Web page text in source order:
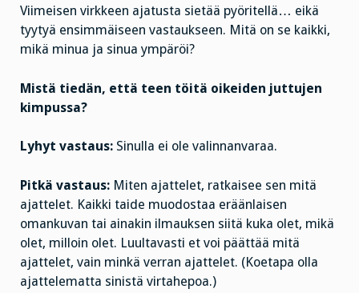
Viimeisen virkkeen ajatusta sietää pyöritellä… eikä
tyytyä ensimmäiseen vastaukseen. Mitä on se kaikki,
mikä minua ja sinua ympäröi?
Mistä tiedän, että teen töitä oikeiden juttujen
kimpussa?
Lyhyt vastaus: Sinulla ei ole valinnanvaraa.
Pitkä vastaus: Miten ajattelet, ratkaisee sen mitä
ajattelet. Kaikki taide muodostaa eräänlaisen
omankuvan tai ainakin ilmauksen siitä kuka olet, mikä
olet, milloin olet. Luultavasti et voi päättää mitä
ajattelet, vain minkä verran ajattelet. (Koetapa olla
ajattelematta sinistä virtahepoa.)